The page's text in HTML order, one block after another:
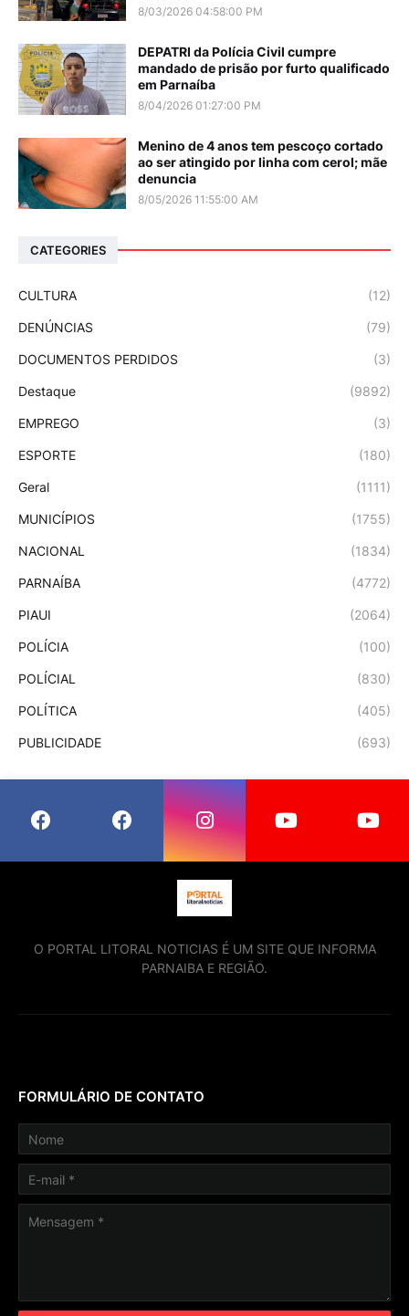
8/03/2026 04:58:00 PM
DEPATRI da Polícia Civil cumpre
mandado de prisão por furto qualificado
em Parnaíba
8/04/2026 01:27:00 PM
Menino de 4 anos tem pescoço cortado
ao ser atingido por linha com cerol; mãe
denuncia
8/05/2026 11:55:00 AM
CATEGORIES
CULTURA (12)
DENÚNCIAS (79)
DOCUMENTOS PERDIDOS (3)
Destaque (9892)
EMPREGO (3)
ESPORTE (180)
Geral (1111)
MUNICÍPIOS (1755)
NACIONAL (1834)
PARNAÍBA (4772)
PIAUI (2064)
POLÍCIA (100)
POLÍCIAL (830)
POLÍTICA (405)
PUBLICIDADE (693)
O PORTAL LITORAL NOTICIAS É UM SITE QUE INFORMA
PARNAIBA E REGIÃO.
FORMULÁRIO DE CONTATO